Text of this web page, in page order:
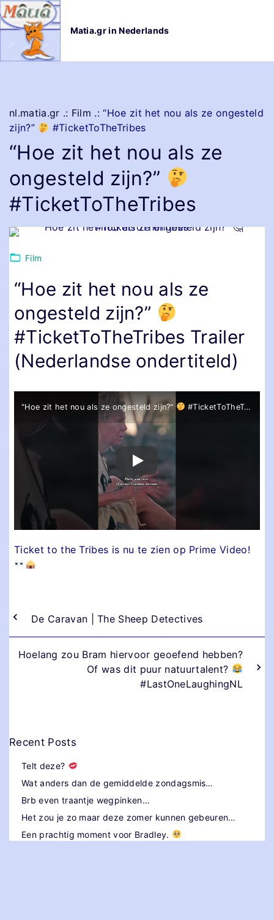
G
a
Matia.gr in Nederlands
nl.matia.gr .: Film .:“Hoe zit het nou als ze ongesteld
zijn?”
#TicketToTheTribes
“Hoe zit het nou als ze
ongesteld zijn?”
#TicketToTheTribes
Film
“Hoe zit het nou als ze
ongesteld zijn?”
#TicketToTheTribes Trailer
(Nederlandse ondertiteld)
"Hoe zit het nou als ze ongesteld zijn?" #TicketToTheTribes
Ticket to the Tribes is nu te zien op Prime Video!
De Caravan | The Sheep Detectives
Hoelang zou Bram hiervoor geoefend hebben?
Of was dit puur natuurtalent?
#LastOneLaughingNL
Recent Posts
Telt deze?
Wat anders dan de gemiddelde zondagsmis…
Brb even traantje wegpinken…
Het zou je zo maar deze zomer kunnen gebeuren…
Een prachtig moment voor Bradley.